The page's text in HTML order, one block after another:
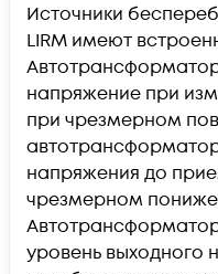
Источники
LIRM имеют
напряжение при
при чрезмерном
напряжения до
чрезмерном
уровень выходного